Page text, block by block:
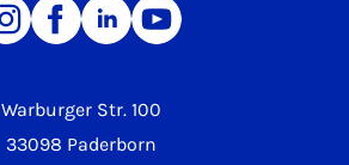
Warburger Str. 100
33098 Paderborn